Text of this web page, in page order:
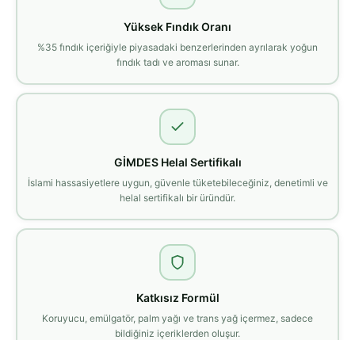
Yüksek Fındık Oranı
%35 fındık içeriğiyle piyasadaki benzerlerinden ayrılarak yoğun
fındık tadı ve aroması sunar.
GİMDES Helal Sertifikalı
İslami hassasiyetlere uygun, güvenle tüketebileceğiniz, denetimli ve
helal sertifikalı bir üründür.
Katkısız Formül
Koruyucu, emülgatör, palm yağı ve trans yağ içermez, sadece
bildiğiniz içeriklerden oluşur.